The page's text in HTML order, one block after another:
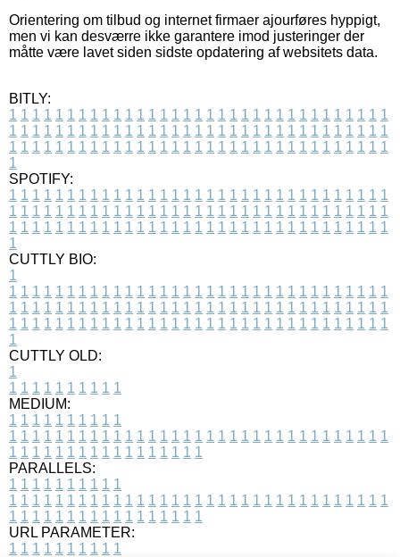
Orientering om tilbud og internet firmaer ajourføres hyppigt,
men vi kan desværre ikke garantere imod justeringer der
måtte være lavet siden sidste opdatering af websitets data.
BITLY:
1 1 1 1 1 1 1 1 1 1 1 1 1 1 1 1 1 1 1 1 1 1 1 1 1 1 1 1 1 1 1 1 1
1 1 1 1 1 1 1 1 1 1 1 1 1 1 1 1 1 1 1 1 1 1 1 1 1 1 1 1 1 1 1 1 1
1 1 1 1 1 1 1 1 1 1 1 1 1 1 1 1 1 1 1 1 1 1 1 1 1 1 1 1 1 1 1 1 1
1
SPOTIFY:
1 1 1 1 1 1 1 1 1 1 1 1 1 1 1 1 1 1 1 1 1 1 1 1 1 1 1 1 1 1 1 1 1
1 1 1 1 1 1 1 1 1 1 1 1 1 1 1 1 1 1 1 1 1 1 1 1 1 1 1 1 1 1 1 1 1
1 1 1 1 1 1 1 1 1 1 1 1 1 1 1 1 1 1 1 1 1 1 1 1 1 1 1 1 1 1 1 1 1
1
CUTTLY BIO:
1
1 1 1 1 1 1 1 1 1 1 1 1 1 1 1 1 1 1 1 1 1 1 1 1 1 1 1 1 1 1 1 1 1
1 1 1 1 1 1 1 1 1 1 1 1 1 1 1 1 1 1 1 1 1 1 1 1 1 1 1 1 1 1 1 1 1
1 1 1 1 1 1 1 1 1 1 1 1 1 1 1 1 1 1 1 1 1 1 1 1 1 1 1 1 1 1 1 1 1
1
CUTTLY OLD:
1
1 1 1 1 1 1 1 1 1 1
MEDIUM:
1 1 1 1 1 1 1 1 1 1
1 1 1 1 1 1 1 1 1 1 1 1 1 1 1 1 1 1 1 1 1 1 1 1 1 1 1 1 1 1 1 1 1
1 1 1 1 1 1 1 1 1 1 1 1 1 1 1 1 1
PARALLELS:
1 1 1 1 1 1 1 1 1 1
1 1 1 1 1 1 1 1 1 1 1 1 1 1 1 1 1 1 1 1 1 1 1 1 1 1 1 1 1 1 1 1 1
1 1 1 1 1 1 1 1 1 1 1 1 1 1 1 1 1
URL PARAMETER:
1 1 1 1 1 1 1 1 1 1